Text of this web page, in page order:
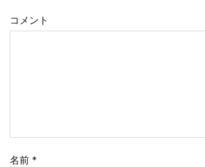
コメント
名前 *